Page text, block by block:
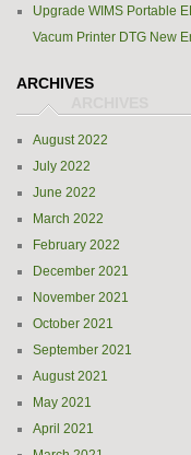
Upgrade WIMS Portable
Vacum Printer DTG New
ARCHIVES
August 2022
July 2022
June 2022
March 2022
February 2022
December 2021
November 2021
October 2021
September 2021
August 2021
May 2021
April 2021